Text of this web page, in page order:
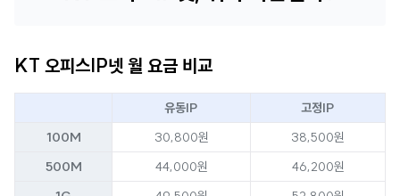
KT 오피스IP넷 월 요금 비교
유동IP
고정IP
100M
30,800원
38,500원
500M
44,000원
46,200원